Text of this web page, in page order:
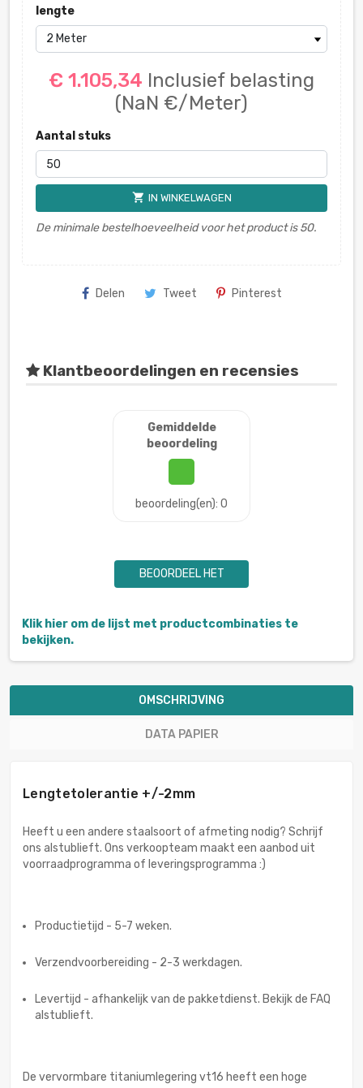
lengte
€ 1.105,34 Inclusief belasting
(NaN €/Meter)
Aantal stuks
shopping_cart IN WINKELWAGEN
De minimale bestelhoeveelheid voor het product is 50.
Delen Tweet Pinterest
Klantbeoordelingen en recensies
Gemiddelde
beoordeling
beoordeling(en): 0
BEOORDEEL HET
Klik hier om de lijst met productcombinaties te
bekijken.
OMSCHRIJVING
DATA PAPIER
Lengtetolerantie +/-2mm
Heeft u een andere staalsoort of afmeting nodig? Schrijf
ons alstublieft. Ons verkoopteam maakt een aanbod uit
voorraadprogramma of leveringsprogramma :)
Productietijd - 5-7 weken.
Verzendvoorbereiding - 2-3 werkdagen.
Levertijd - afhankelijk van de pakketdienst. Bekijk de FAQ
alstublieft.
De vervormbare titaniumlegering vt16 heeft een hoge